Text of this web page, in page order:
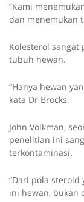
“Kami
dan menemukan
Kolesterol
tubuh hewan.
“Hanya hewan
kata Dr Brocks.
John Volkman,
penelitian ini
terkontaminasi.
“Dari pola steroid
ini hewan, bukan